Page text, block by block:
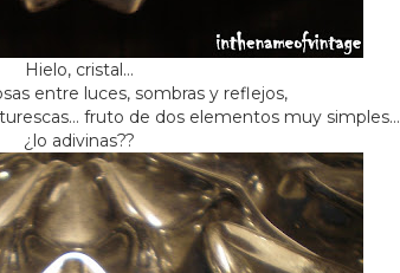
Hielo, cristal…
entre luces, sombras y reflejos,
fruto de dos elementos muy simples…
¿lo adivinas??